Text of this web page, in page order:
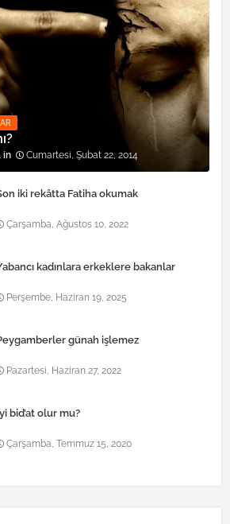
Cumartesi, Şubat 22, 2014
iki rekâtta Fatiha okumak
Çarşamba, Ağustos 10, 2022
kadınlara erkeklere bakanlar
Perşembe, Haziran 19, 2025
günah işlemez
Pazartesi, Haziran 27, 2022
bid’at olur mu?
Çarşamba, Temmuz 15, 2020